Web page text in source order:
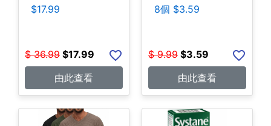
$17.99
$ 36.99 $17.99
由此查看
8個 $3.59
$ 9.99 $3.59
由此查看